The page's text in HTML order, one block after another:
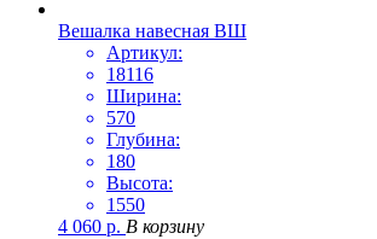
Вешалка навесная ВШ
Артикул:
18116
Ширина:
570
Глубина:
180
Высота:
1550
4 060 р. В корзину